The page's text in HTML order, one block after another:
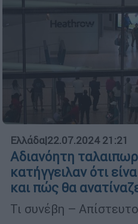
Ελλάδα|22.07.2024 21:21
Αδιανόητη
κατήγγειλαν ότι
και πώς θα
Τι συνέβη –